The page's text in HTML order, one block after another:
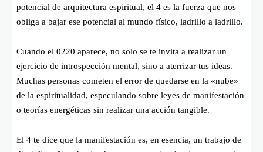
potencial de arquitectura espiritual, el 4 es la fuerza que nos
obliga a bajar ese potencial al mundo físico, ladrillo a ladrillo.
Cuando el 0220 aparece, no solo se te invita a realizar un
ejercicio de introspección mental, sino a aterrizar tus ideas.
Muchas personas cometen el error de quedarse en la «nube»
de la espiritualidad, especulando sobre leyes de manifestación
o teorías energéticas sin realizar una acción tangible.
El 4 te dice que la manifestación es, en esencia, un trabajo de